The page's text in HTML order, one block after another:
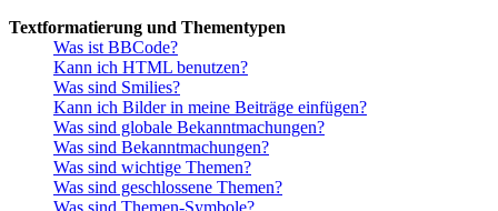
Textformatierung und Thementypen
Was ist BBCode?
Kann ich HTML benutzen?
Was sind Smilies?
Kann ich Bilder in meine Beiträge einfügen?
Was sind globale Bekanntmachungen?
Was sind Bekanntmachungen?
Was sind wichtige Themen?
Was sind geschlossene Themen?
Was sind Themen-Symbole?